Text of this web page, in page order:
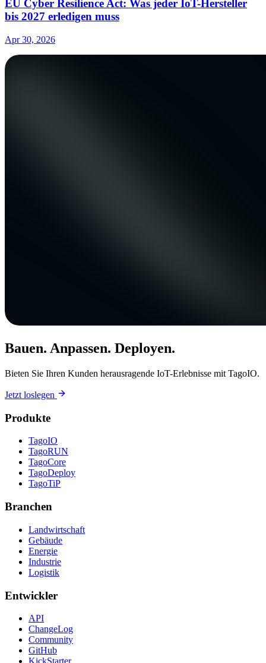
EU Cyber Resilience Act: Was jeder IoT-Hersteller
bis 2027 erledigen muss
Apr 30, 2026
Bauen. Anpassen. Deployen.
Bieten Sie Ihren Kunden herausragende IoT-Erlebnisse mit TagoIO.
Jetzt loslegen
Produkte
TagoIO
TagoRUN
TagoCore
TagoDeploy
TagoTiP
Branchen
Landwirtschaft
Gebäude
Energie
Industrie
Logistik
Entwickler
API
ChangeLog
Community
GitHub